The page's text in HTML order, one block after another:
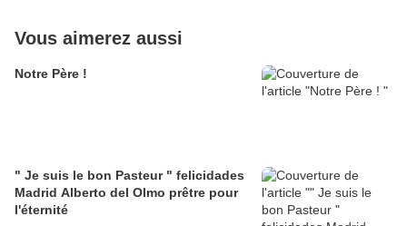
Vous aimerez aussi
Notre Père !
" Je suis le bon Pasteur " felicidades
Madrid Alberto del Olmo prêtre pour
l'éternité